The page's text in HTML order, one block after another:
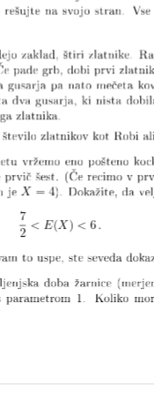
dva
gusarja,kinista
zlatnika.
²tevilozlatniko
v
otRobi
vrºemoenoo²teno
prvi£²est.(erecimo
je X = 4).Dokaºite,da
7
2
< E(X ) < 6.
amtouspe,stesevedadok
a
dobaºarnice
parametrom1.olik
0, sicer